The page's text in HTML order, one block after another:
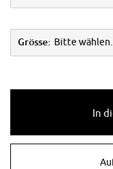
Grösse: Bitte wählen...
In